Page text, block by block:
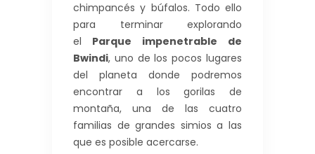
chimpancés y búfalos. Todo ello
para terminar explorando
el Parque impenetrable de
Bwindi, uno de los pocos lugares
del planeta donde podremos
encontrar a los gorilas de
montaña, una de las cuatro
familias de grandes simios a las
que es posible acercarse.